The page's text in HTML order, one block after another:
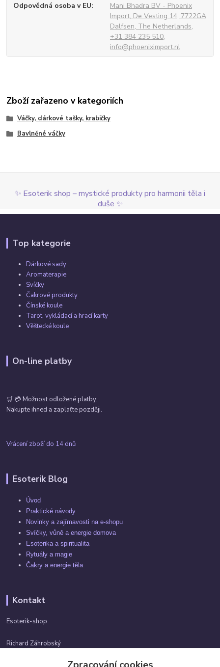
Odpovědná osoba v EU
Mani Bhadra BV - Phoenix
Import, De Vesting 14, 7722GA
Dalfsen, The Netherlands,
+31 384 235 510,
info@phoeniximport.nl
Zboží zařazeno v kategoriích
Váčky, dárkové tašky, krabičky
Bavlněné váčky
✨ Esoterik shop – mystické produkty pro harmonii těla i
duše ✨
Top kategorie
Dárkové sady
Aromaterapie
Svíčky
Čakrové produkty
Čínské koule
Tarot, vykládací a hrací karty
Věštecké koule
On-line platby
🛒 💳 Možnost odložené platby.
Nakupte ihned a zaplaťte později.
Vrácení zboží do 14 dnů
Esoterik Blog
Úvod
Praktické návody
Novinky a zajímavosti na e-shopu
Svíčky, vůně a energie domova
Esoterika a spiritualita
Rytuály a magie
Čakry a energie těla
Kontakt
Esoterik-shop
Richard Záhrobský